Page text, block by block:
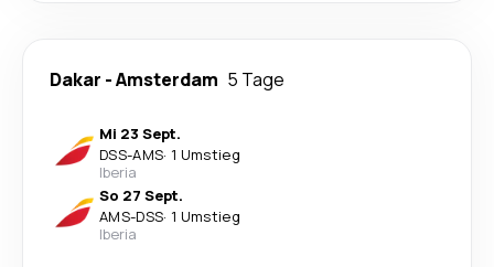
Dakar -Amsterdam 5 Tage
Mi 23 Sept.
DSS-AMS· 1 Umstieg
Iberia
So 27 Sept.
AMS-DSS· 1 Umstieg
Iberia